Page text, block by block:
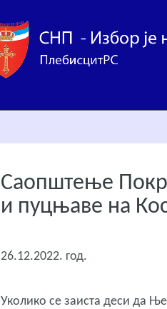
Саопштење
и пуцњаве на
26.12.2022. год.
Уколико се заиста деси да